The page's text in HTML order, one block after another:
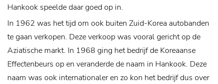
Hankook speelde daar goed op in.
In 1962 was het tijd om ook buiten Zuid-Korea autobanden
te gaan verkopen. Deze verkoop was vooral gericht op de
Aziatische markt. In 1968 ging het bedrijf de Koreaanse
Effectenbeurs op en veranderde de naam in Hankook. Deze
naam was ook internationaler en zo kon het bedrijf dus over